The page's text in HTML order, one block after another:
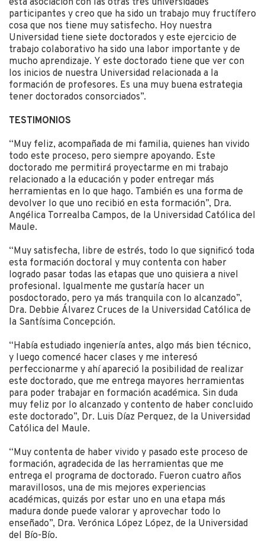
esta asociación con las otras tres universidades
participantes y creo que ha sido un trabajo muy fructífero
cosa que nos tiene muy satisfecho. Hoy nuestra
Universidad tiene siete doctorados y este ejercicio de
trabajo colaborativo ha sido una labor importante y de
mucho aprendizaje. Y este doctorado tiene que ver con
los inicios de nuestra Universidad relacionada a la
formación de profesores. Es una muy buena estrategia
tener doctorados consorciados”.
TESTIMONIOS
“Muy feliz, acompañada de mi familia, quienes han vivido
todo este proceso, pero siempre apoyando. Este
doctorado me permitirá proyectarme en mi trabajo
relacionado a la educación y poder entregar más
herramientas en lo que hago. También es una forma de
devolver lo que uno recibió en esta formación”, Dra.
Angélica Torrealba Campos, de la Universidad Católica del
Maule.
“Muy satisfecha, libre de estrés, todo lo que significó toda
esta formación doctoral y muy contenta con haber
logrado pasar todas las etapas que uno quisiera a nivel
profesional. Igualmente me gustaría hacer un
posdoctorado, pero ya más tranquila con lo alcanzado”,
Dra. Debbie Álvarez Cruces de la Universidad Católica de
la Santísima Concepción.
“Había estudiado ingeniería antes, algo más bien técnico,
y luego comencé hacer clases y me interesó
perfeccionarme y ahí apareció la posibilidad de realizar
este doctorado, que me entrega mayores herramientas
para poder trabajar en formación académica. Sin duda
muy feliz por lo alcanzado y contento de haber concluido
este doctorado”, Dr. Luis Díaz Perquez, de la Universidad
Católica del Maule.
“Muy contenta de haber vivido y pasado este proceso de
formación, agradecida de las herramientas que me
entrega el programa de doctorado. Fueron cuatro años
maravillosos, una de mis mejores experiencias
académicas, quizás por estar uno en una etapa más
madura donde puede valorar y aprovechar todo lo
enseñado”, Dra. Verónica López López, de la Universidad
del Bío-Bío.